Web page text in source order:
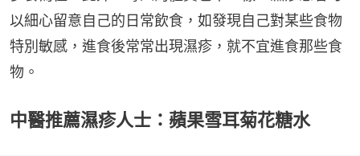
以細心留意自己的日常飲食，如發現自己對某些食物
特別敏感，進食後常常出現濕疹，就不宜進食那些食
物。
中醫推薦濕疹人士：蘋果雪耳菊花糖水